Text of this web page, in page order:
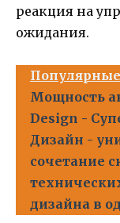
реакция на
ожидания.
Популярные
Мощность
Design -
Дизайн -
сочетание
дизайна в